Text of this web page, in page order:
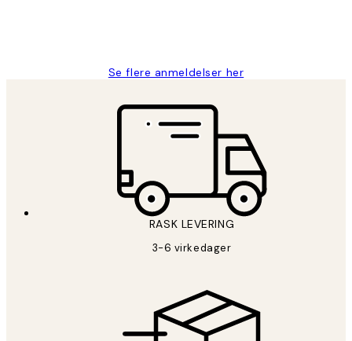
Se flere anmeldelser her
RASK LEVERING
3-6 virkedager